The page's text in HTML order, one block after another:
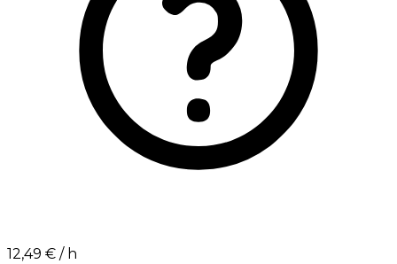
12,49 €⁩ / h